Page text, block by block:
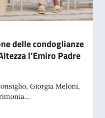
delle condoglianze
l’Emiro Padre
Giorgia Meloni,